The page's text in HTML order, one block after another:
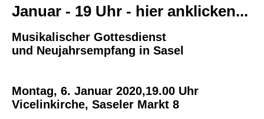
Januar - 19 Uhr - hier anklicken...
Musikalischer Gottesdienst
und Neujahrsempfang in Sasel
Montag, 6. Januar 2020,19.00 Uhr
Vicelinkirche, Saseler Markt 8